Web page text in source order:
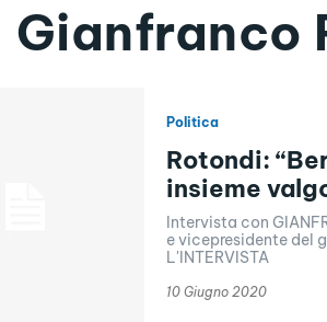
Gianfranco
Politica
Rotondi:
insieme
Intervista con
e vicepresidente del
L'INTERVISTA
10 Giugno 2020